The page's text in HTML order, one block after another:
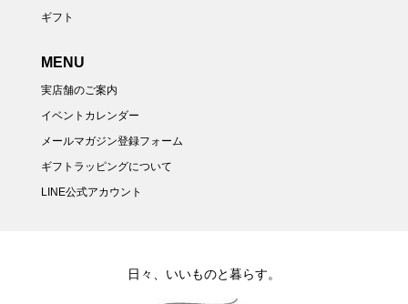
ギフト
MENU
実店舗のご案内
イベントカレンダー
メールマガジン登録フォーム
ギフトラッピングについて
LINE公式アカウント
日々、いいものと暮らす。